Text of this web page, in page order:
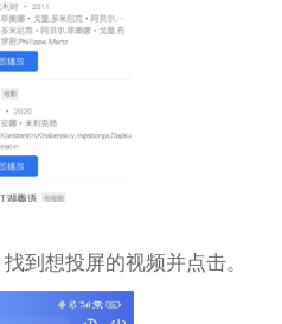
到想投屏的视频并点击。